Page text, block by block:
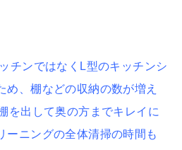
チンではなくL型のキッチンシ
め、棚などの収納の数が増え
を出して奥の方までキレイに
ーニングの全体清掃の時間も